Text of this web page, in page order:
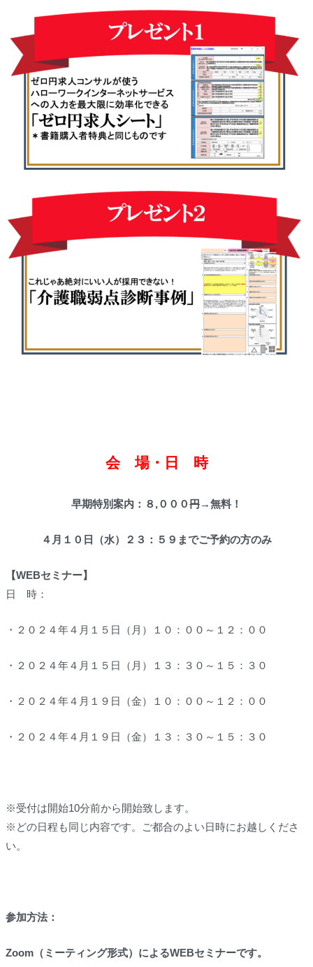
会 場・日 時
早期特別案内：８,０００円→無料！
４月１０日（水）２３：５９までご予約の方のみ
【WEBセミナー】
日 時：
・２０２４年４月１５日（月）１０：００～１２：００
・２０２４年４月１５日（月）１３：３０～１５：３０
・２０２４年４月１９日（金）１０：００～１２：００
・２０２４年４月１９日（金）１３：３０～１５：３０
※受付は開始10分前から開始致します。
※どの日程も同じ内容です。ご都合のよい日時にお越しくださ
い。
参加方法：
Zoom（ミーティング形式） によるWEBセミナーです。